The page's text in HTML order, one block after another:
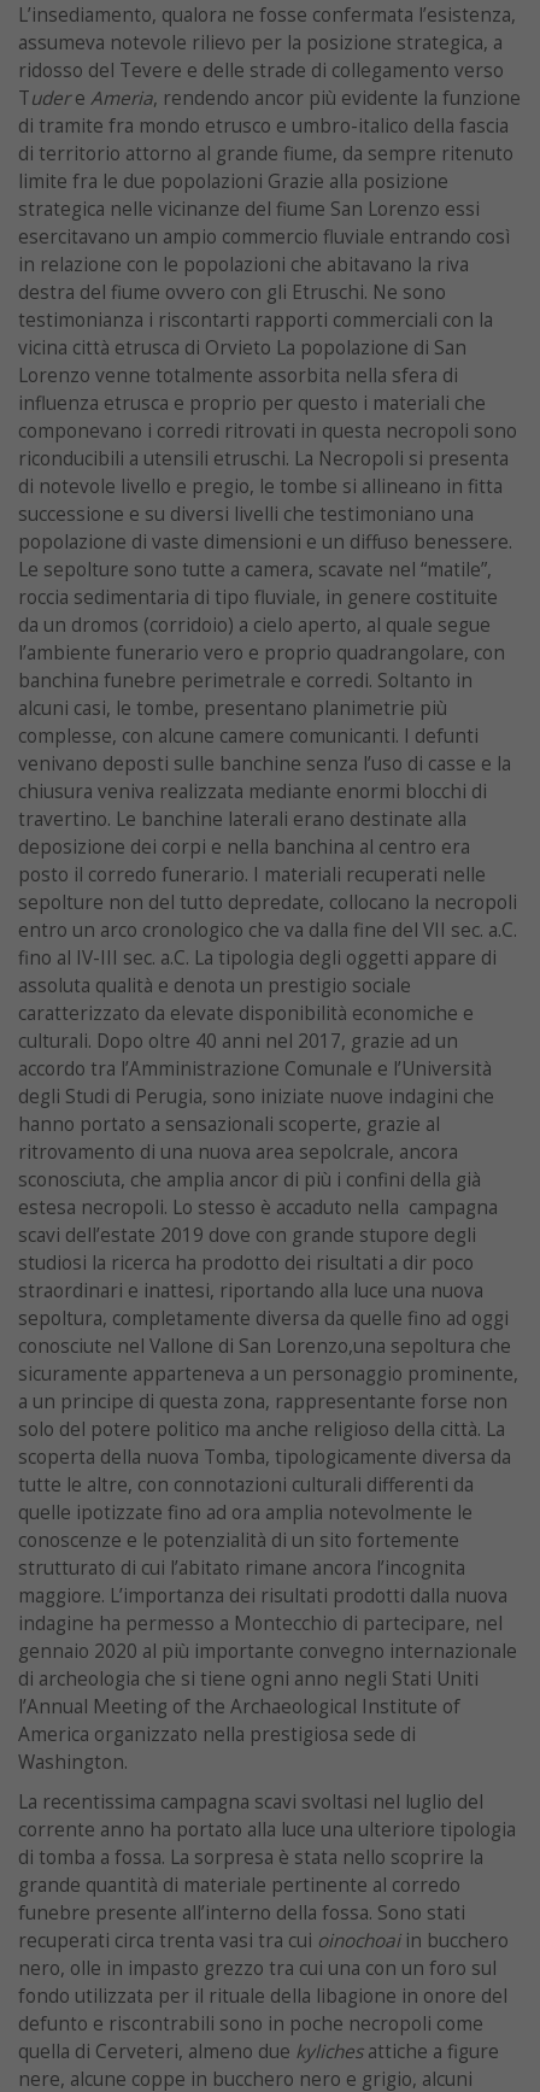
L’insediamento, qualora ne fosse confermata l’esistenza,
assumeva notevole rilievo per la posizione strategica, a
ridosso del Tevere e delle strade di collegamento verso
Tudere Ameria, rendendo ancor più evidente la funzione
di tramite fra mondo etrusco e umbro-italico della fascia
di territorio attorno al grande fiume, da sempre ritenuto
limite fra le due popolazioni Grazie alla posizione
strategica nelle vicinanze del fiume San Lorenzo essi
esercitavano un ampio commercio fluviale entrando così
in relazione con le popolazioni che abitavano la riva
destra del fiume ovvero con gli Etruschi. Ne sono
testimonianza i riscontarti rapporti commerciali con la
vicina città etrusca di Orvieto La popolazione di San
Lorenzo venne totalmente assorbita nella sfera di
influenza etrusca e proprio per questo i materiali che
componevano i corredi ritrovati in questa necropoli sono
riconducibili a utensili etruschi. La Necropoli si presenta
di notevole livello e pregio, le tombe si allineano in fitta
successione e su diversi livelli che testimoniano una
popolazione di vaste dimensioni e un diffuso benessere.
Le sepolture sono tutte a camera, scavate nel “matile”,
roccia sedimentaria di tipo fluviale, in genere costituite
da un dromos (corridoio) a cielo aperto, al quale segue
l’ambiente funerario vero e proprio quadrangolare, con
banchina funebre perimetrale e corredi. Soltanto in
alcuni casi, le tombe, presentano planimetrie più
complesse, con alcune camere comunicanti. I defunti
venivano deposti sulle banchine senza l’uso di casse e la
chiusura veniva realizzata mediante enormi blocchi di
travertino. Le banchine laterali erano destinate alla
deposizione dei corpi e nella banchina al centro era
posto il corredo funerario. I materiali recuperati nelle
sepolture non del tutto depredate, collocano la necropoli
entro un arco cronologico che va dalla fine del VII sec. a.C.
fino al IV-III sec. a.C. La tipologia degli oggetti appare di
assoluta qualità e denota un prestigio sociale
caratterizzato da elevate disponibilità economiche e
culturali. Dopo oltre 40 anni nel 2017, grazie ad un
accordo tra l’Amministrazione Comunale e l’Università
degli Studi di Perugia, sono iniziate nuove indagini che
hanno portato a sensazionali scoperte, grazie al
ritrovamento di una nuova area sepolcrale, ancora
sconosciuta, che amplia ancor di più i confini della già
estesa necropoli. Lo stesso è accaduto nella campagna
scavi dell’estate 2019 dove con grande stupore degli
studiosi la ricerca ha prodotto dei risultati a dir poco
straordinari e inattesi, riportando alla luce una nuova
sepoltura, completamente diversa da quelle fino ad oggi
conosciute nel Vallone di San Lorenzo,una sepoltura che
sicuramente apparteneva a un personaggio prominente,
a un principe di questa zona, rappresentante forse non
solo del potere politico ma anche religioso della città. La
scoperta della nuova Tomba, tipologicamente diversa da
tutte le altre, con connotazioni culturali differenti da
quelle ipotizzate fino ad ora amplia notevolmente le
conoscenze e le potenzialità di un sito fortemente
strutturato di cui l’abitato rimane ancora l’incognita
maggiore. L’importanza dei risultati prodotti dalla nuova
indagine ha permesso a Montecchio di partecipare, nel
gennaio 2020 al più importante convegno internazionale
di archeologia che si tiene ogni anno negli Stati Uniti
l’Annual Meeting of the Archaeological Institute of
America organizzato nella prestigiosa sede di
Washington.
La recentissima campagna scavi svoltasi nel luglio del
corrente anno ha portato alla luce una ulteriore tipologia
di tomba a fossa. La sorpresa è stata nello scoprire la
grande quantità di materiale pertinente al corredo
funebre presente all’interno della fossa. Sono stati
recuperati circa trenta vasi tra cui oinochoai in bucchero
nero, olle in impasto grezzo tra cui una con un foro sul
fondo utilizzata per il rituale della libagione in onore del
defunto e riscontrabili sono in poche necropoli come
quella di Cerveteri, almeno due kylichesattiche a figure
nere, alcune coppe in bucchero nero e grigio, alcuni